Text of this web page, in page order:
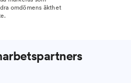
omdömens äkthet